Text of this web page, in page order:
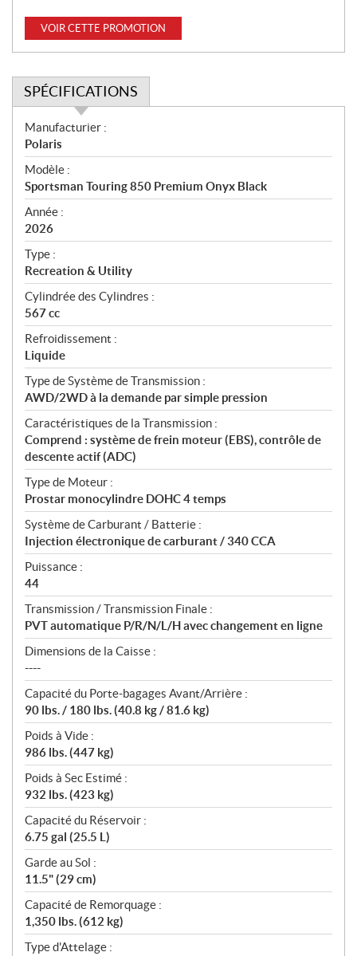
VOIR CETTE PROMOTION
SPÉCIFICATIONS
S
p
é
c
i
f
i
c
a
t
i
o
n
s
Manufacturier :
Polaris
Modèle :
Sportsman Touring 850 Premium Onyx Black
Année :
2026
Type :
Recreation & Utility
Cylindrée des Cylindres :
567 cc
Refroidissement :
Liquide
Type de Système de Transmission :
AWD/2WD à la demande par simple pression
Caractéristiques de la Transmission :
Comprend : système de frein moteur (EBS), contrôle de
descente actif (ADC)
Type de Moteur :
Prostar monocylindre DOHC 4 temps
Système de Carburant / Batterie :
Injection électronique de carburant / 340 CCA
Puissance :
44
Transmission / Transmission Finale :
PVT automatique P/R/N/L/H avec changement en ligne
Dimensions de la Caisse :
----
Capacité du Porte-bagages Avant/Arrière :
90 lbs. / 180 lbs. (40.8 kg / 81.6 kg)
Poids à Vide :
986 lbs. (447 kg)
Poids à Sec Estimé :
932 lbs. (423 kg)
Capacité du Réservoir :
6.75 gal (25.5 L)
Garde au Sol :
11.5" (29 cm)
Capacité de Remorquage :
1,350 lbs. (612 kg)
Type d'Attelage :